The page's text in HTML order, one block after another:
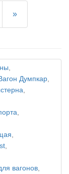
»
,
Думпкар,
,
,
,
,
вагонов,